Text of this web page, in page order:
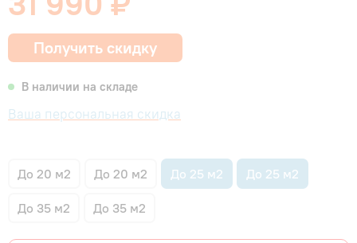
Получить скидку
В наличии на складе
Ваша персональная скидка
До 20 м2 До 20 м2 До 25 м2 До 25 м2
До 35 м2 До 35 м2